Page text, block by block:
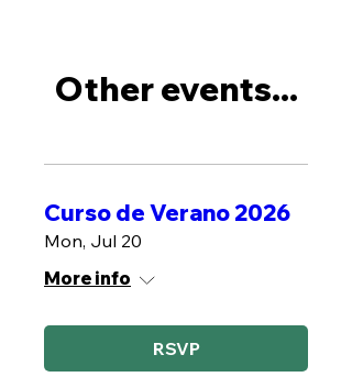
Other events...
Curso de Verano 2026
Mon, Jul 20
More info
RSVP